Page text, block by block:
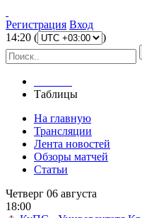
Регистрация Вход
14:20 ( )
Таблицы
На главную
Трансляции
Лента новостей
Обзоры матчей
Статьи
Четверг 06 августа
18:00